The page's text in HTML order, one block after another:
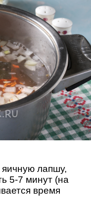
лапшу,
5-7 минут (на
время